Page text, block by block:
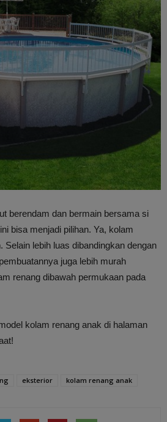
berendam dan bermain bersama si
bisa menjadi pilihan. Ya, kolam
Selain lebih luas dibandingkan dengan
juga lebih murah
renang dibawah permukaan pada
kolam renang anak di halaman
eksterior kolam renang anak